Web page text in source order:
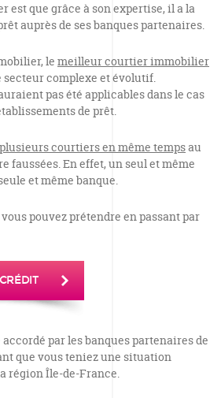
est que grâce à son expertise, il a la
auprès de ses banques partenaires.
le meilleur courtier immobilier
secteur complexe et évolutif.
pas été applicables dans le cas
de prêt.
courtiers en même tempsau
faussées. En effet, un seul et même
et même banque.
pouvez prétendre en passant par
par les banques partenaires de
que vous teniez une situation
région Île-de-France.